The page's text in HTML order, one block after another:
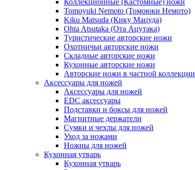
Tomoyuki Nemoto (Томоюки Немото)
Kiku Matsuda (Кику Мацуда)
Ohta Atsutaka (Ота Ацутака)
Туристические авторские ножи
Охотничьи авторские ножи
Складные авторские ножи
Кухонные авторские ножи
Авторские ножи в частной коллекции
Аксессуары для ножей
Аксессуары для ножей
EDC аксессуары
Подставки и боксы для ножей
Магнитные держатели
Сумки и чехлы для ножей
Уход за ножами
Ножны для ножей
Кухонная утварь
Кухонная утварь